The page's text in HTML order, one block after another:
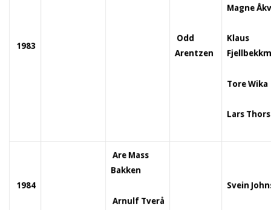
1983
Odd
Arentzen
Magne
Klaus
Tore Wika
Lars
1984
Are Mass
Bakken
Arnulf Tverå
Svein